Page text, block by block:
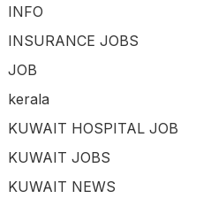
INFO
INSURANCE JOBS
JOB
kerala
KUWAIT HOSPITAL JOB
KUWAIT JOBS
KUWAIT NEWS